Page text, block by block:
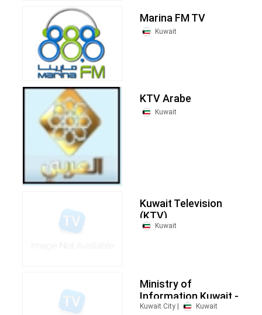
Marina FM TV
Kuwait
KTV Arabe
Kuwait
Kuwait Television
(KTV)
Kuwait
Ministry of
Information Kuwait -
KTV Sports
Kuwait City | Kuwait